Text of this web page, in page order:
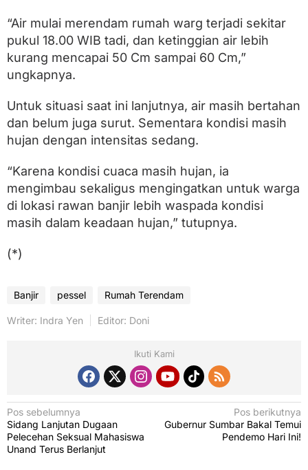
m
“Air mulai merendam rumah warg terjadi sekitar
pukul 18.00 WIB tadi, dan ketinggian air lebih
kurang mencapai 50 Cm sampai 60 Cm,”
ungkapnya.
Untuk situasi saat ini lanjutnya, air masih bertahan
dan belum juga surut. Sementara kondisi masih
hujan dengan intensitas sedang.
“Karena kondisi cuaca masih hujan, ia
mengimbau sekaligus mengingatkan untuk warga
di lokasi rawan banjir lebih waspada kondisi
masih dalam keadaan hujan,” tutupnya.
(*)
Banjir pessel Rumah Terendam
Writer: Indra Yen Editor: Doni
Ikuti Kami
N
a
v
Pos sebelumnya
Sidang Lanjutan Dugaan
Pelecehan Seksual Mahasiswa
Unand Terus Berlanjut
Pos berikutnya
Gubernur Sumbar Bakal Temui
Pendemo Hari Ini!